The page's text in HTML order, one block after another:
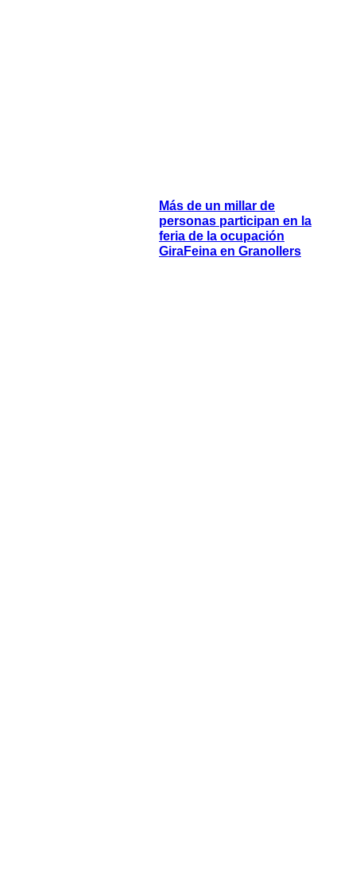
Más de un millar de
personas participan en la
feria de la ocupación
GiraFeina en Granollers